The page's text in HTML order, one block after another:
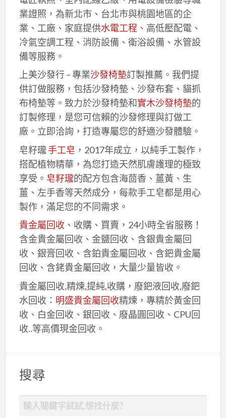
業證照，為新北市、台北市與桃園地區的企
業、工廠、家庭提供水電工程 、高低壓配電、
冷氣空調工程、消防設備、衛浴設備、水管設
備等服務。
上美沙發行 – 專業沙發椅墊訂製推薦。我們提
供訂做服務，包括沙發椅墊、沙發布套、貓抓
布椅墊等。致力於沙發椅墊和實木沙發椅墊的
訂製修理，是您可信賴的沙發修理與訂做工
廠。立即洽詢，打造專屬您的舒適沙發體驗。
皂籽瓏手工皂 ，2017年成立，以純手工製作，
搭配植物精華，為您打造天然肌膚護理的極致
享受。 皂籽瓏的配方包含海茴香、薑黃、生
薑、左手香等天然成分，每款手工皂都是用心
製作，滿足您的不同需求。
貴金屬回收、收購、買賣，24小時全省服務！
含金貴金屬回收、金鹽回收、含銀貴金屬回
收、銀膏回收、含鉑貴金屬回收、含鈀貴金屬
回收、含銠貴金屬回收，大量少量皆收。
貴金屬回收,精煉,提純,收購，廢鈀液回收,廢鈀
水回收： 明盛貴金屬回收精煉，專精於黃金回
收、白金回收、銀回收、廢晶圓回收、CPU回
收..等高價現金回收。
搜尋